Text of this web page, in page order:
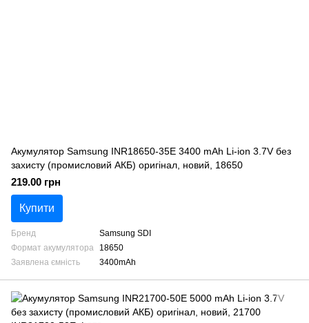
Акумулятор Samsung INR18650-35E 3400 mAh Li-ion 3.7V без
захисту (промисловий АКБ) оригінал, новий, 18650
219.00 грн
Купити
Бренд
Samsung SDI
Формат акумулятора
18650
Заявлена ємність
3400mAh